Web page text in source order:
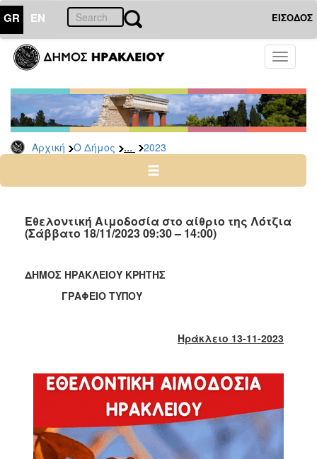
GR EN ΕΙΣΟΔΟΣ
Toggle
Αρχική Ο Δήμος ... 2023
ΔΗΜΟΣ
Δελτία
Τύπου
Αρχείο
2026
2024
2022
2020
2019
2015
2012
2011
Εθελοντική Αιμοδοσία στο αίθριο της Λότζια
(Σάββατο 18/11/2023 09:30 – 14:00)
ΔΗΜΟΣ ΗΡΑΚΛΕΙΟΥ ΚΡΗΤΗΣ
ΓΡΑΦΕΙΟ ΤΥΠΟΥ
Ηράκλειο 13-11-2023